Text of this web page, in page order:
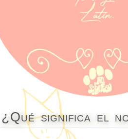
¿Qué significa el